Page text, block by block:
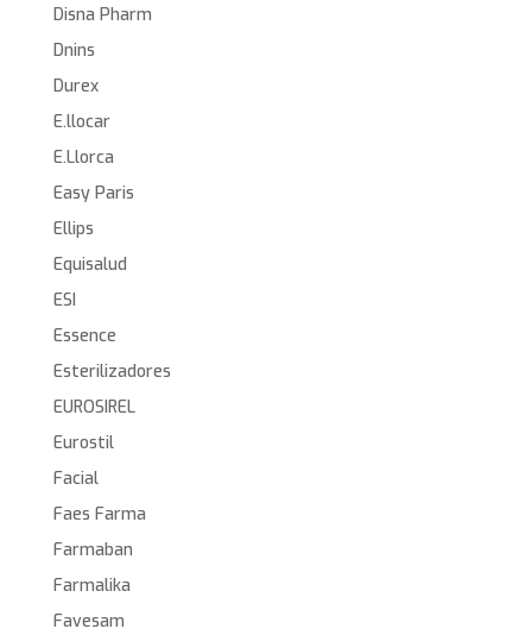
Disna Pharm
Dnins
Durex
E.llocar
E.Llorca
Easy Paris
Ellips
Equisalud
ESI
Essence
Esterilizadores
EUROSIREL
Eurostil
Facial
Faes Farma
Farmaban
Farmalika
Favesam